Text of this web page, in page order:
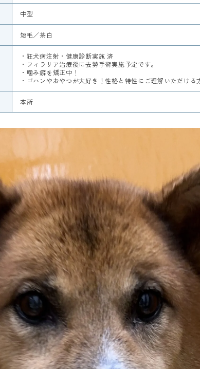
中型
短毛／茶白
・狂犬病注射・健康診断実施 済
・フィラリア治療後に去勢手術実施予定です。
・噛み癖を矯正中！
・ゴハンやおやつが大好き！性格と特性にご理解いただける
本所